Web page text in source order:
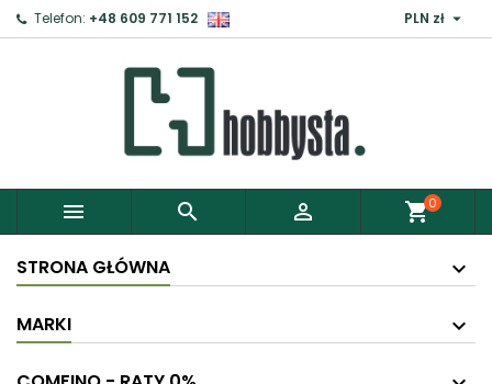
Telefon: +48 609 771 152 PLN zł 
   shopping_cart0
STRONA GŁÓWNA
MARKI